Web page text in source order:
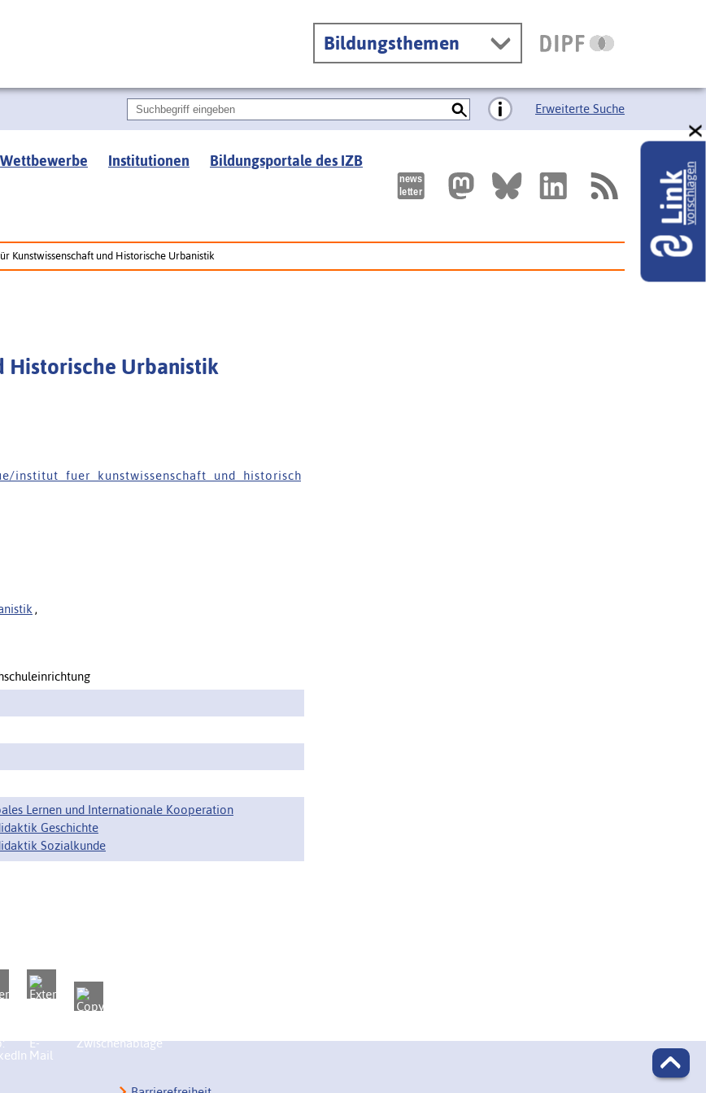
Bildungsthemen
Erweiterte Suche
Wettbewerbe Institutionen Bildungsportale des IZB
Kunstwissenschaft und Historische Urbanistik
Historische Urbanistik
i n s t i t u t _ f u e r _ k u n s t w i s s e n s c h a f t _ u n d _ h i s t o r i s c h
,
Lernen und Internationale Kooperation
Geschichte
Sozialkunde
Linkvorschlagen